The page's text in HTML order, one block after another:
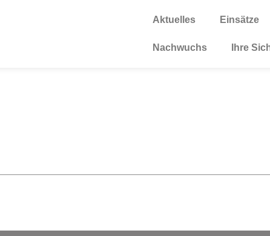
Aktuelles Einsätze
Nachwuchs Ihre